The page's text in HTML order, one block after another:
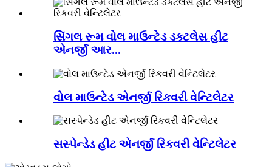
સિંગલ રૂમ વોલ માઉન્ટેડ ડક્ટલેસ હીટ
એનર્જી આર...
વોલ માઉન્ટેડ એનર્જી રિકવરી વેન્ટિલેટર
સસ્પેન્ડેડ હીટ એનર્જી રિકવરી વેન્ટિલેટર